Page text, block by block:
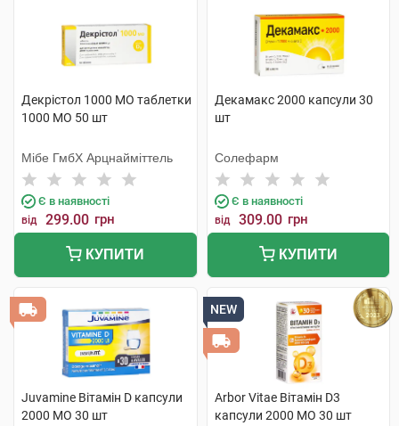
Декрістол 1000 МО таблетки
1000 МО 50 шт
Мібе ГмбХ Арцнайміттель
Є в наявності
від 299.00 грн
КУПИТИ
Декамакс 2000 капсули 30
шт
Солефарм
Є в наявності
від 309.00 грн
КУПИТИ
Juvamine Вітамін D капсули
2000 МО 30 шт
NEW
Arbor Vitae Вітамін D3
капсули 2000 МО 30 шт